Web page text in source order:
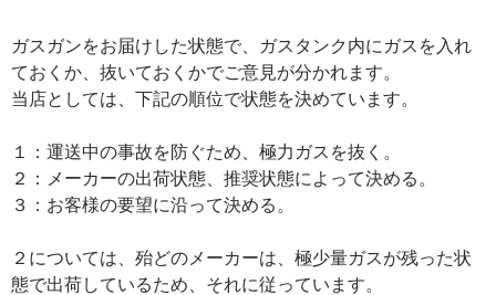
ガスガンをお届けした状態で、ガスタンク内にガスを入れ
ておくか、抜いておくかでご意見が分かれます。
当店としては、下記の順位で状態を決めています。
１：運送中の事故を防ぐため、極力ガスを抜く。
２：メーカーの出荷状態、推奨状態によって決める。
３：お客様の要望に沿って決める。
２については、殆どのメーカーは、極少量ガスが残った状
態で出荷しているため、それに従っています。